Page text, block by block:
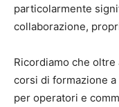
particolarmente
collaborazione,
Ricordiamo che
corsi di formazione
per operatori e